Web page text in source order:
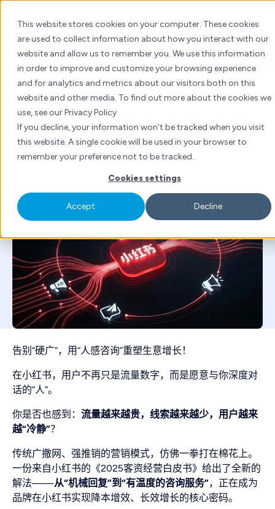
This website stores cookies on your computer. These cookies
are used to collect information about how you interact with our
website and allow us to remember you. We use this information
in order to improve and customize your browsing experience
and for analytics and metrics about our visitors both on this
website and other media. To find out more about the cookies we
use, see our Privacy Policy
If you decline, your information won’t be tracked when you visit
this website. A single cookie will be used in your browser to
remember your preference not to be tracked.
Cookies settings
Accept Decline
Skip
content
由Emily Li提供 | 2026年4月2日 | 約6分钟阅读
2025小红书客资经营白
皮书发布
告别“硬广”，用“人感咨询”重塑生意增长！
在小红书，用户不再只是流量数字，而是愿意与你深度对
话的“人”。
你是否也感到： 流量越来越贵，线索越来越少，用户越来
越“冷静”？
传统广撒网、强推销的营销模式，仿佛一拳打在棉花上。
一份来自小红书的《2025客资经营白皮书》给出了全新的
解法——从“机械回复”到“有温度的咨询服务”，正在成为
品牌在小红书实现降本增效、长效增长的核心密码。